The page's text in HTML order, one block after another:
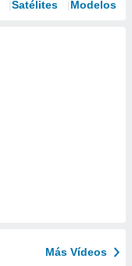
Satélites Modelos
Más Vídeos